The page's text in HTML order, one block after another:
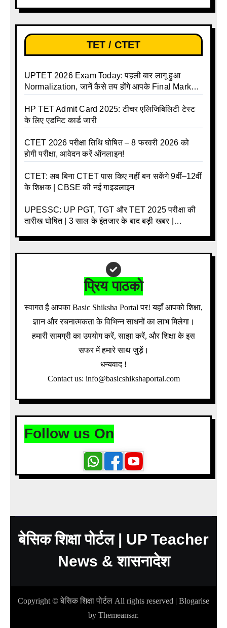
TET / CTET
UPTET 2026 Exam Today: पहली बार लागू हुआ
Normalization, जानें कैसे तय होंगे आपके Final Marks
HP TET Admit Card 2025: टीचर एलिजिबिलिटी टेस्ट
के लिए एडमिट कार्ड जारी
CTET 2026 परीक्षा तिथि घोषित – 8 फरवरी 2026 को
होगी परीक्षा, आवेदन करें ऑनलाइन!
CTET: अब बिना CTET पास किए नहीं बन सकेंगे 9वीं–12वीं
के शिक्षक | CBSE की नई गाइडलाइन
UPESSC: UP PGT, TGT और TET 2025 परीक्षा की
तारीख घोषित | 3 साल के इंतजार के बाद बड़ी खबर |
प्रिय पाठको
स्वागत है आपका Basic Shiksha Portal पर! यहाँ आपको शिक्षा,
ज्ञान और रचनात्मकता के विभिन्न साधनों का लाभ मिलेगा।
हमारी सामग्री का उपयोग करें, साझा करें, और शिक्षा के इस
सफर में हमारे साथ जुड़ें।
धन्यवाद !
Contact us: info@basicshikshaportal.com
Follow us On
बेसिक शिक्षा पोर्टल | UP Teacher
News & शासनादेश
Copyright © बेसिक शिक्षा पोर्टल All rights reserved | Blogarise
by Themeansar.